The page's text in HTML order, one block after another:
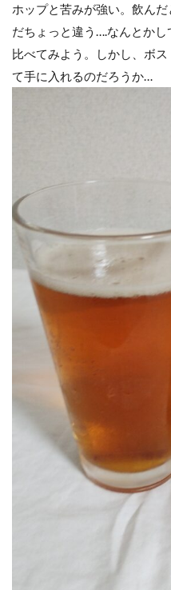
ホップと苦みが強い。飲ん
だちょっと違う….なんとか
比べてみよう。しかし、ボ
て手に入れるのだろうか…